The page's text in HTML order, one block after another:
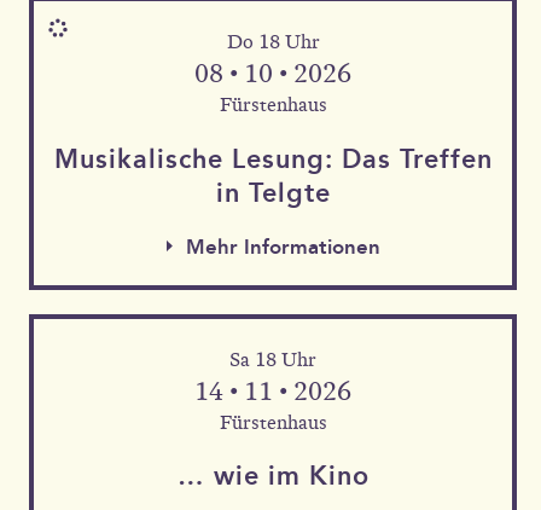
Mehr Informationen
Do 18 Uhr
08 • 10 • 2026
Fürstenhaus
Musika­lische Le­sung: Das Tref­fen
in Telgte
Mehr Informationen
Mehr Informationen
Sa 18 Uhr
14 • 11 • 2026
Fürstenhaus
… wie im Kino